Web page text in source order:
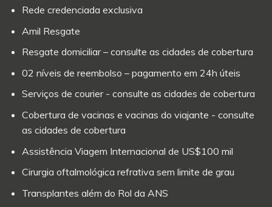
Rede credenciada exclusiva
Amil Resgate
Resgate domiciliar – consulte as cidades de cobertura
02 níveis de reembolso – pagamento em 24h úteis
Serviços de courier - consulte as cidades de cobertura
Cobertura de vacinas e vacinas do viajante - consulte
as cidades de cobertura
Assistência Viagem Internacional de US$100 mil
Cirurgia oftalmológica refrativa sem limite de grau
Transplantes além do Rol da ANS